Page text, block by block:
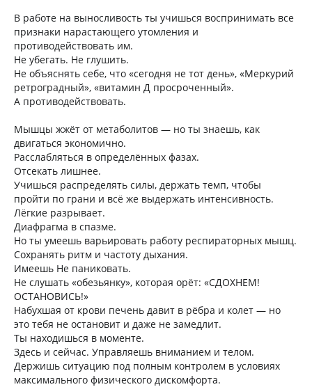
В работе на выносливость ты учишься воспринимать все
признаки нарастающего утомления и
противодействовать им.
Не убегать. Не глушить.
Не объяснять себе, что «сегодня не тот день», «Меркурий
ретроградный», «витамин Д просроченный».
А противодействовать.
Мышцы жжёт от метаболитов — но ты знаешь, как
двигаться экономично.
Расслабляться в определённых фазах.
Отсекать лишнее.
Учишься распределять силы, держать темп, чтобы
пройти по грани и всё же выдержать интенсивность.
Лёгкие разрывает.
Диафрагма в спазме.
Но ты умеешь варьировать работу респираторных мышц.
Сохранять ритм и частоту дыхания.
Имеешь Не паниковать.
Не слушать «обезьянку», которая орёт: «СДОХНЕМ!
ОСТАНОВИСЬ!»
Набухшая от крови печень давит в рёбра и колет — но
это тебя не остановит и даже не замедлит.
Ты находишься в моменте.
Здесь и сейчас. Управляешь вниманием и телом.
Держишь ситуацию под полным контролем в условиях
максимального физического дискомфорта.